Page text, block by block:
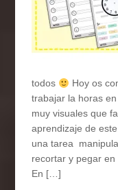
todos
Hoy os
trabajar la horas
muy visuales que
aprendizaje de
una tarea
recortar y pegar
En […]